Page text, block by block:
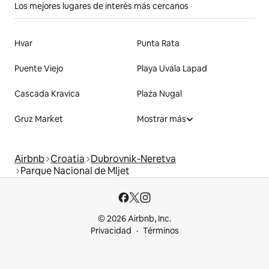
Los mejores lugares de interés más cercanos
Hvar Punta Rata
Puente Viejo Playa Uvala Lapad
Cascada Kravica Plaża Nugal
Gruz Market Mostrar más
Airbnb Croatia Dubrovnik-Neretva
Parque Nacional de Mljet
© 2026 Airbnb, Inc.
Privacidad
Términos